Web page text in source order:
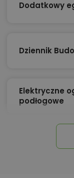
Dodatkowy
Dziennik
Elektryczne
podłogowe
Izolacja